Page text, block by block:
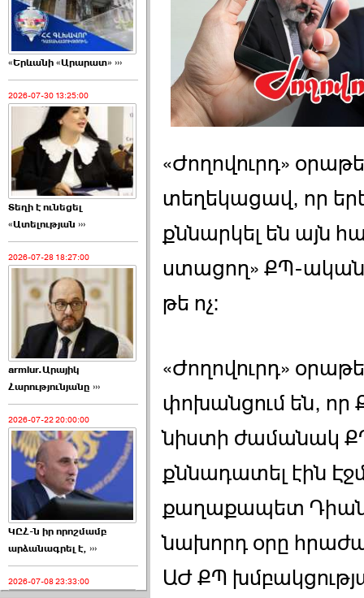
«Երևանի «Արարատ» ›››
2026-07-30 13:25:00
Տեղի է ունեցել
«Ատելության ›››
2026-07-28 18:27:00
armlur.Արայիկ
Հարությունյանը ›››
2026-07-22 20:00:00
ԿԸՀ-ն իր որոշմամբ
արձանագրել է, ›››
2026-07-08 23:33:00
«Ժողովուրդ»
տեղեկացավ, որ
քննարկել են այն
ստացող» ՔՊ-ականը
թե ոչ:
«Ժողովուրդ»
փոխանցում են, որ
նիստի ժամանակ
քննադատել էին
քաղաքապետ
նախորդ օրը
ԱԺ ՔՊ